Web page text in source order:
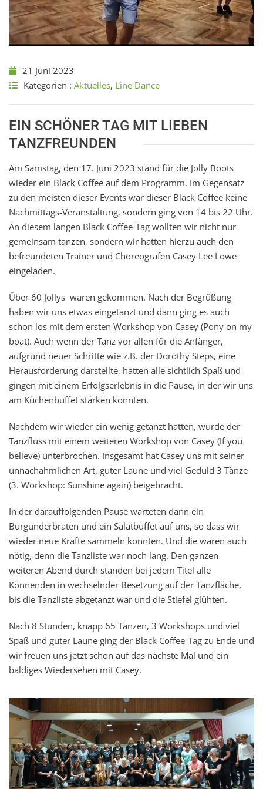
21 Juni 2023
Kategorien : Aktuelles, Line Dance
EIN SCHÖNER TAG MIT LIEBEN
TANZFREUNDEN
Am Samstag, den 17. Juni 2023 stand für die Jolly Boots
wieder ein Black Coffee auf dem Programm. Im Gegensatz
zu den meisten dieser Events war dieser Black Coffee keine
Nachmittags-Veranstaltung, sondern ging von 14 bis 22 Uhr.
An diesem langen Black Coffee-Tag wollten wir nicht nur
gemeinsam tanzen, sondern wir hatten hierzu auch den
befreundeten Trainer und Choreografen Casey Lee Lowe
eingeladen.
Über 60 Jollys waren gekommen. Nach der Begrüßung
haben wir uns etwas eingetanzt und dann ging es auch
schon los mit dem ersten Workshop von Casey (Pony on my
boat). Auch wenn der Tanz vor allen für die Anfänger,
aufgrund neuer Schritte wie z.B. der Dorothy Steps, eine
Herausforderung darstellte, hatten alle sichtlich Spaß und
gingen mit einem Erfolgserlebnis in die Pause, in der wir uns
am Küchenbuffet stärken konnten.
Nachdem wir wieder ein wenig getanzt hatten, wurde der
Tanzfluss mit einem weiteren Workshop von Casey (If you
believe) unterbrochen. Insgesamt hat Casey uns mit seiner
unnachahmlichen Art, guter Laune und viel Geduld 3 Tänze
(3. Workshop: Sunshine again) beigebracht.
In der darauffolgenden Pause warteten dann ein
Burgunderbraten und ein Salatbuffet auf uns, so dass wir
wieder neue Kräfte sammeln konnten. Und die waren auch
nötig, denn die Tanzliste war noch lang. Den ganzen
weiteren Abend durch standen bei jedem Titel alle
Könnenden in wechselnder Besetzung auf der Tanzfläche,
bis die Tanzliste abgetanzt war und die Stiefel glühten.
Nach 8 Stunden, knapp 65 Tänzen, 3 Workshops und viel
Spaß und guter Laune ging der Black Coffee-Tag zu Ende und
wir freuen uns jetzt schon auf das nächste Mal und ein
baldiges Wiedersehen mit Casey.